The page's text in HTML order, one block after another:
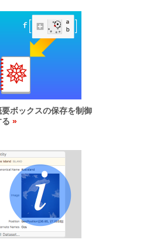
要ボックスの保存を制御